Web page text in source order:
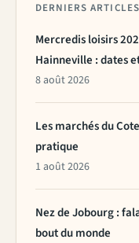
DERNIERS ARTICLES
Mercredis loisirs
Hainneville : dates
8 août 2026
Les marchés du
pratique
1 août 2026
Nez de Jobourg :
bout du monde